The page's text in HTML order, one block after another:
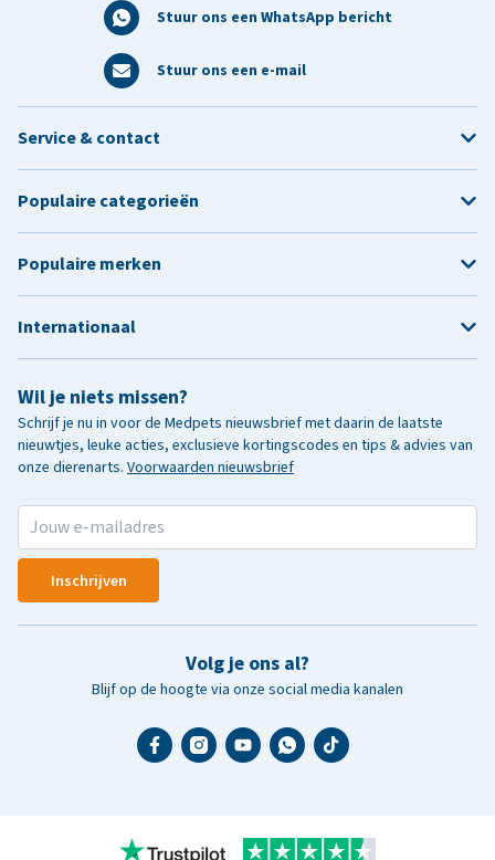
Stuur ons een WhatsApp bericht
Stuur ons een e-mail
Wil je niets missen?
Schrijf je nu in voor de Medpets nieuwsbrief met daarin de laatste
nieuwtjes, leuke acties, exclusieve kortingscodes en tips & advies van
onze dierenarts. Voorwaarden nieuwsbrief
Inschrijven
Volg je ons al?
Blijf op de hoogte via onze social media kanalen
Service & contact
Populaire categorieën
Populaire merken
Internationaal